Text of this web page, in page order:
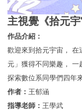
主視覺《拾元宇
作品介紹：
歡迎來到拾元宇宙， 在
元」獲得不同樂趣， 一
探索數位系同學們四年
作者： 王郁涵
指導老師： 王學武